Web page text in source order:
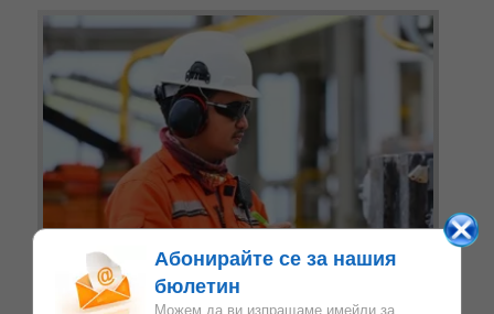
Абонирайте се за нашия
бюлетин
Можем да ви изпращаме имейли за